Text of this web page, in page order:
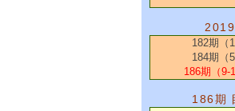
182期（
184期（
186期（9-
186期